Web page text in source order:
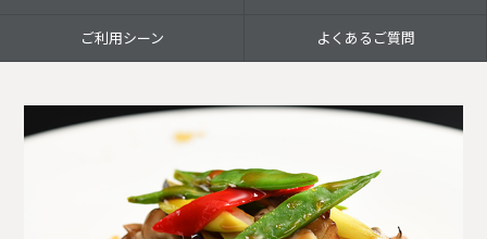
ご利用シーン よくあるご質問